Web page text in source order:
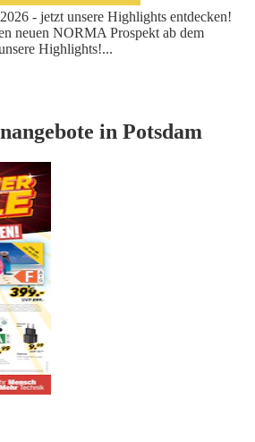
- jetzt unsere Highlights entdecken!
neuen NORMA Prospekt ab dem
Highlights!...
in Potsdam